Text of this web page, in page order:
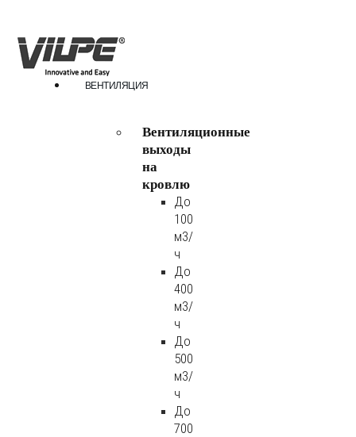
ВЕНТИЛЯЦИЯ
Вентиляционные
выходы
на
кровлю
До
100
м3/
ч
До
400
м3/
ч
До
500
м3/
ч
До
700